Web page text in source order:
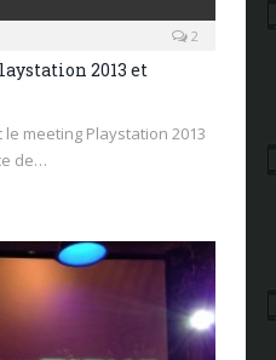
2
2013 et
meeting Playstation 2013
de…